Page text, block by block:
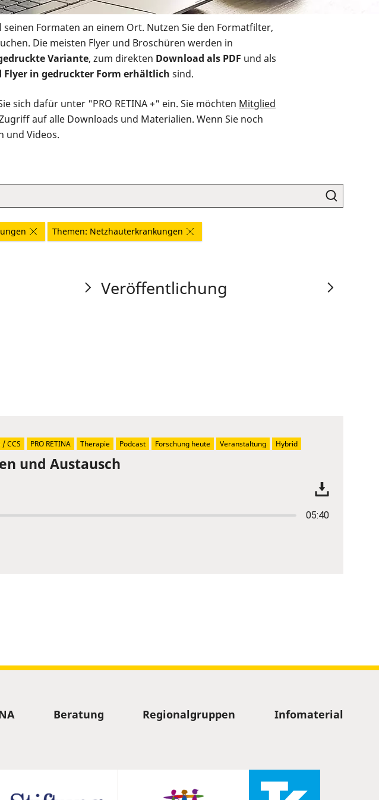
seinen Formaten an einem Ort. Nutzen Sie den Formatfilter,
Die meisten Flyer und Broschüren werden in
Variante, zum direkten Download als PDF und als
in gedruckter Form erhältlich sind.
sich dafür unter "PRO RETINA +" ein. Sie möchten Mitglied
auf alle Downloads und Materialien. Wenn Sie noch
und Videos.
Themen: Netzhauterkrankungen
Veröffentlichung
und Austausch
05:40
/ CCS PRO RETINA Therapie Podcast Forschung heute Veranstaltung Hybrid
Beratung Regionalgruppen Infomaterial